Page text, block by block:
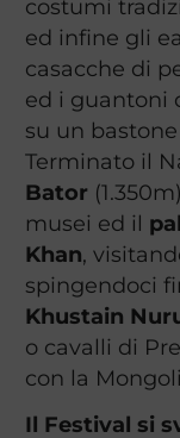
costumi
ed infine gli
casacche di
ed i guantoni
su un
Terminato il
Bator
musei ed il
Khan,
spingendoci
Khustain
o cavalli di
con la
Il Festival si